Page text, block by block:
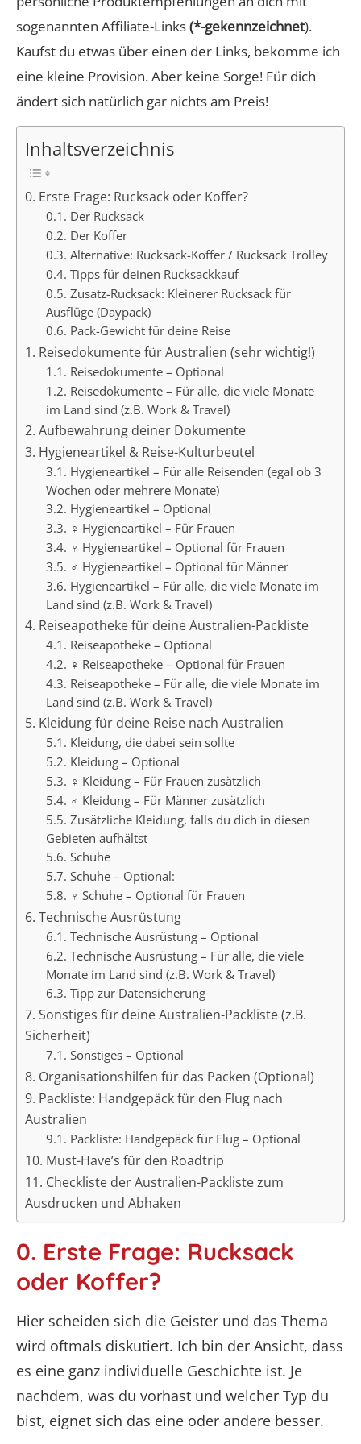
sogenannten Affiliate-Links(*-gekennzeichnet).
Kaufst du etwas über einen der Links, bekomme ich
eine kleine Provision. Aber keine Sorge! Für dich
ändert sich natürlich gar nichts am Preis!
Inhaltsverzeichnis
0. Erste Frage: Rucksack oder Koffer?
0.1. Der Rucksack
0.2. Der Koffer
0.3. Alternative: Rucksack-Koffer / Rucksack Trolley
0.4. Tipps für deinen Rucksackkauf
0.5. Zusatz-Rucksack: Kleinerer Rucksack für
Ausflüge (Daypack)
0.6. Pack-Gewicht für deine Reise
1. Reisedokumente für Australien (sehr wichtig!)
1.1. Reisedokumente – Optional
1.2. Reisedokumente – Für alle, die viele Monate
im Land sind (z.B. Work & Travel)
2. Aufbewahrung deiner Dokumente
3. Hygieneartikel & Reise-Kulturbeutel
3.1. Hygieneartikel – Für alle Reisenden (egal ob 3
Wochen oder mehrere Monate)
3.2. Hygieneartikel – Optional
3.3. ♀ Hygieneartikel – Für Frauen
3.4. ♀ Hygieneartikel – Optional für Frauen
3.5. ♂ Hygieneartikel – Optional für Männer
3.6. Hygieneartikel – Für alle, die viele Monate im
Land sind (z.B. Work & Travel)
4. Reiseapotheke für deine Australien-Packliste
4.1. Reiseapotheke – Optional
4.2. ♀ Reiseapotheke – Optional für Frauen
4.3. Reiseapotheke – Für alle, die viele Monate im
Land sind (z.B. Work & Travel)
5. Kleidung für deine Reise nach Australien
5.1. Kleidung, die dabei sein sollte
5.2. Kleidung – Optional
5.3. ♀ Kleidung – Für Frauen zusätzlich
5.4. ♂ Kleidung – Für Männer zusätzlich
5.5. Zusätzliche Kleidung, falls du dich in diesen
Gebieten aufhältst
5.6. Schuhe
5.7. Schuhe – Optional:
5.8. ♀ Schuhe – Optional für Frauen
6. Technische Ausrüstung
6.1. Technische Ausrüstung – Optional
6.2. Technische Ausrüstung – Für alle, die viele
Monate im Land sind (z.B. Work & Travel)
6.3. Tipp zur Datensicherung
7. Sonstiges für deine Australien-Packliste (z.B.
Sicherheit)
7.1. Sonstiges – Optional
8. Organisationshilfen für das Packen (Optional)
9. Packliste: Handgepäck für den Flug nach
Australien
9.1. Packliste: Handgepäck für Flug – Optional
10. Must-Have’s für den Roadtrip
11. Checkliste der Australien-Packliste zum
Ausdrucken und Abhaken
0. Erste Frage: Rucksack
oder Koffer?
Hier scheiden sich die Geister und das Thema
wird oftmals diskutiert. Ich bin der Ansicht, dass
es eine ganz individuelle Geschichte ist. Je
nachdem, was du vorhast und welcher Typ du
bist, eignet sich das eine oder andere besser.